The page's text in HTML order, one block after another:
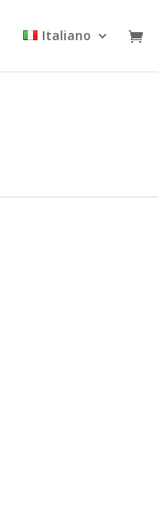
Italiano